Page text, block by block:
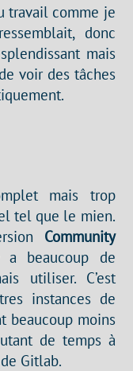
travail comme je
donc
mais
voir des tâches
mais trop
tel que le mien.
Community
beaucoup de
utiliser. C’est
instances de
beaucoup moins
de temps à
Gitlab.